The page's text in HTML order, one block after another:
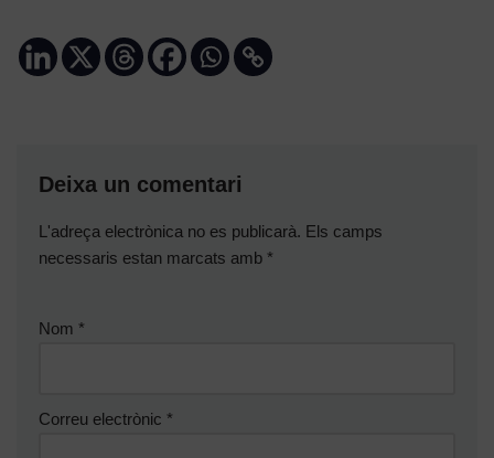
Deixa un comentari
L'adreça electrònica no es publicarà. Els camps
necessaris estan marcats amb *
Nom *
Correu electrònic *